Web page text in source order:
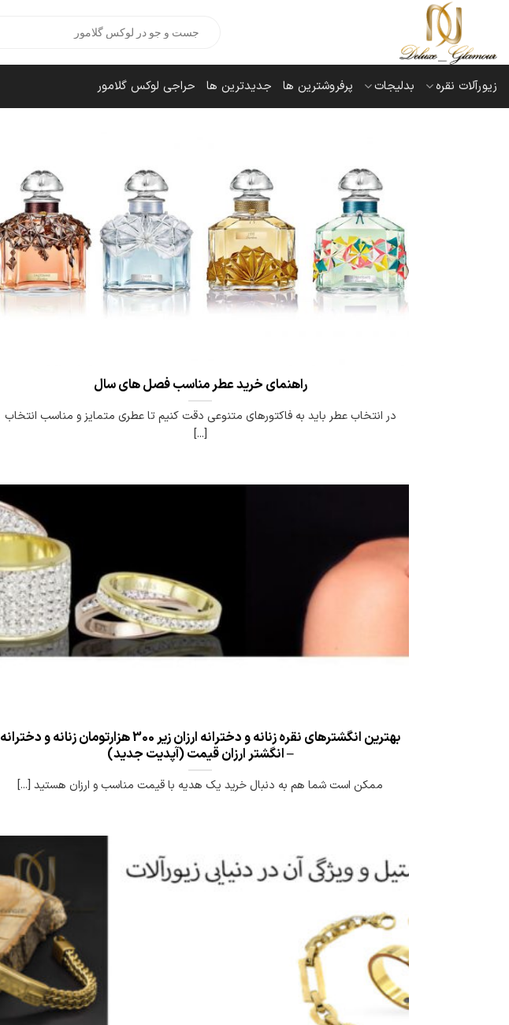
content
search
زیورآلات نقره بدلیجات پرفروشترین ها جدیدترین ها حراجی لوکس گلامور
راهنمای خرید عطر مناسب فصل های سال
در انتخاب عطر باید به فاکتورهای متنوعی دقت کنیم تا عطری متمایز و مناسب انتخاب
[...]
بهترین انگشترهای نقره زنانه و دخترانه ارزان زیر 300 هزارتومان زنانه و دخترانه
– انگشتر ارزان قیمت (آپدیت جدید)
ممکن است شما هم به دنبال خرید یک هدیه با قیمت مناسب و ارزان هستید [...]